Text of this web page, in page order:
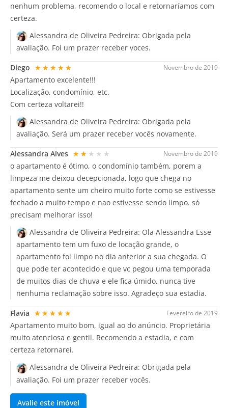
nenhum problema, recomendo o local e retornaríamos com
certeza.
Alessandra de Oliveira Pedreira: Obrigada pela
avaliação. Foi um prazer receber voces.
Novembro de 2019
Diego ★★★★★
Apartamento excelente!!!
Localização, condomínio, etc.
Com certeza voltarei!!
Alessandra de Oliveira Pedreira: Obrigada pela
avaliação. Será um prazer receber vocês novamente.
Novembro de 2019
Alessandra Alves ★★★★★
o apartamento é ótimo, o condomínio também, porem a
limpeza me deixou decepcionada, logo que chega no
apartamento sente um cheiro muito forte como se estivesse
fechado a muito tempo e nao estivesse sendo limpo. só
precisam melhorar isso!
Alessandra de Oliveira Pedreira: Ola Alessandra Esse
apartamento tem um fuxo de locação grande, o
apartamento foi limpo no dia anterior a sua chegada. O
que pode ter acontecido e que vc pegou uma temporada
de muitos dias de chuva e ele fica úmido, nunca tive
nenhuma reclamação sobre isso. Agradeço sua estadia.
Fevereiro de 2019
Flavia ★★★★★
Apartamento muito bom, igual ao do anúncio. Proprietária
muito atenciosa e gentil. Recomendo a estadia, e com
certeza retornarei.
Alessandra de Oliveira Pedreira: Obrigada pela
avaliação. Foi um prazer receber vocês.
Avalie este imóvel